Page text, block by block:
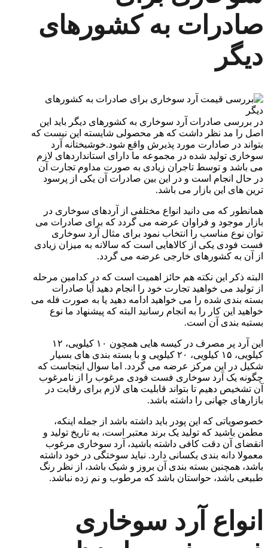
صادرات به کشورهای
دیگر
در بررسی صادرات آرد سوخاری به کشورهای دیگر باید این
اصل را مد نظر داشت که هر محصولی شایسته این نیست که
بتواند در صادارت مورد پذیرش واقع شود.خوشبختانه آرد
سوخاری تولید شده در مجموعه ما دارای استانداردهای لازم
می باشد و توسط تاجران زیادی به صورت مداوم تجارت آن
در حال انجام است و در این بین صادرات آن یکی از پرسود
ترین های این بازار می باشد.
همانطور که می دانید انواع مختلفی از آردهای سوخاری در
بازار موجود و فراوان عرضه می گردد که برای صادرات می
توان نوع مناسب را انتخاب نمود برای مثال آرد سوخاری
فست فودی یکی از کالاهایی است که سالانه به میزان زیادی
از آن به کشورهای خارجی عرضه می گردد.
البته ذکر این نکته هم حائز اهمیت است که در کدامین مرحله
از تولید می خواهید تجارت خود را انجام دهید آیا صادرات
بسته بندی شده را می خواهید ادامه دهید یا به صورت فله می
خواهید این کار را به انجام رسانید البته که پیشنهاد ما نوع
بستبه بندی آن است.
این آرد پر مصرف در کیسه هایی همچون ۱۰ کیلویی، ۱۲
کیلویی، ۱۵ کیلویی، ۲۰ کیلویی و با بسته بندی های بسیار
شکیل در این مرکز عرضه می گردد. اما سوال اینجاست که
چگونه یک آرد سوخاری فست فودی مرغوب را از نامرغوب
آن تشخیص دهیم تا بتواند قابلیت های لازم برای رقابت در
بازارهای جهانی را داشته باشد.
خصوصویاتی که این پودر باید داشته باشد از جمله اینکه،
مطمن باشید که تولید یک برند معتبر است، به تاریخ تولید و
انقضای آن دقت کافی داشته باشید، آرد سوخاری مرغوب
معمولا دانه بندی یکسانی دارد. نباید سوختگی در خود داشته
باشد، همچنین بسته بندی آن بروز و شیک باشد، از نظر رنگ
طبیعی باشد، حواستان باشد که مرطوب و نم زده نباشد.
انواع آرد سوخاری